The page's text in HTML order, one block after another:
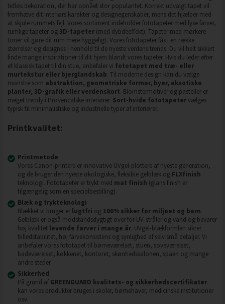
tidløs dekoration, der har opnået stor popularitet. Korrekt udvalgt tapet vil
fremhæve dit interiørs karakter og designegenskaber, mens det hjælper med
at skjule rummets fejl. Vores sortiment indeholder fototapeter med lyse farver,
rumlige tapeter og 3D-tapeter (med dybdeeffekt). Tapeter med mørkere
toner vil gøre dit rum mere hyggeligt. Vores fototapeter fås i en række
størrelser og designes i henhold til de nyeste verdens trends. Du vil helt sikkert
finde mange inspirationer til dit hjem blandt vores tapeter. Hvis du leder efter
et klassisk tapet til din stue, anbefaler vi fototapet med træ- eller
murtekstur eller bjerglandskab. Til moderne design kan du vælge
mønstre som abstraktion, geometriske former, byer, eksotiske
planter, 3D-grafik eller verdenskort. Blomstermotiver og pasteller er
meget trendy i Provencalske interiører. Sort-hvide fototapetervælges
typisk til minimalistiske og industrielle typer af interiører.
Printkvalitet:
Printmetode
Vores Canon-printere er innovative UVgel-plottere af nyeste generation,
og de bruger den nyeste økologiske, fleksible gelblæk og FLXfinish
teknologi. Fototapeter er trykt med mat finish (glans finish er
tilgængelig som en specialbestilling).
Blæk og trykteknologi
Blækket vi bruger er lugtfri og 100% sikker for miljøet og børn.
Gelblæk er også modstandsdygtigt over for UV-stråler og vand og bevarer
høj kvalitet levende farver i mange år. UVgel-blækformlen sikrer
billedstabilitet, høj farvekonsistens og synlighed af selv små detaljer. Vi
anbefaler vores fototapet til børneværelset, stuen, soveværelset,
badeværelset, køkkenet, kontoret, skønhedssalonen, spaen og mange
andre steder.
Sikkerhed
På grund af GREENGUARD kvalitets- og sikkerhedscertifikater
kan vores produkter bruges i skoler, børnehaver, medicinske institutioner
osv.